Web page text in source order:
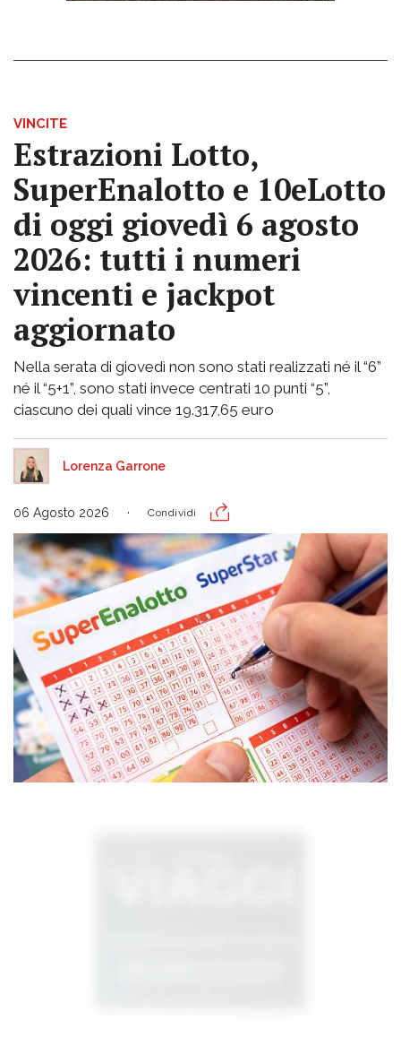
VINCITE
Estrazioni Lotto,
SuperEnalotto e 10eLotto
di oggi giovedì 6 agosto
2026: tutti i numeri
vincenti e jackpot
aggiornato
Nella serata di giovedì non sono stati realizzati né il “6”
né il “5+1”, sono stati invece centrati 10 punti “5”,
ciascuno dei quali vince 19.317,65 euro
Lorenza Garrone
06 Agosto 2026 Condividi